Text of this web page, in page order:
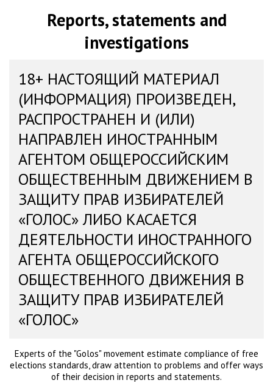
Reports, statements and
investigations
18+ НАСТОЯЩИЙ МАТЕРИАЛ
(ИНФОРМАЦИЯ) ПРОИЗВЕДЕН,
РАСПРОСТРАНЕН И (ИЛИ)
НАПРАВЛЕН ИНОСТРАННЫМ
АГЕНТОМ ОБЩЕРОССИЙСКИМ
ОБЩЕСТВЕННЫМ ДВИЖЕНИЕМ В
ЗАЩИТУ ПРАВ ИЗБИРАТЕЛЕЙ
«ГОЛОС» ЛИБО КАСАЕТСЯ
ДЕЯТЕЛЬНОСТИ ИНОСТРАННОГО
АГЕНТА ОБЩЕРОССИЙСКОГО
ОБЩЕСТВЕННОГО ДВИЖЕНИЯ В
ЗАЩИТУ ПРАВ ИЗБИРАТЕЛЕЙ
«ГОЛОС»
Experts of the "Golos" movement estimate compliance of free
elections standards, draw attention to problems and offer ways
of their decision in reports and statements.